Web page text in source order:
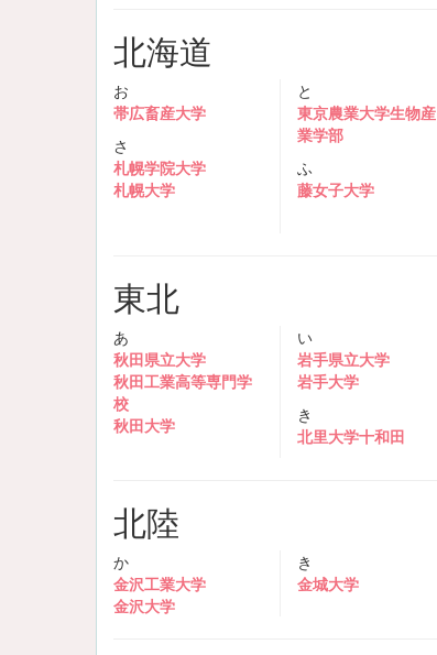
北海道
お
帯広畜産大学
さ
札幌学院大学
札幌大学
と
東京農業大学生物産
業学部
ふ
藤女子大学
東北
あ
秋田県立大学
秋田工業高等専門学
校
秋田大学
い
岩手県立大学
岩手大学
き
北里大学十和田
北陸
か
金沢工業大学
金沢大学
き
金城大学